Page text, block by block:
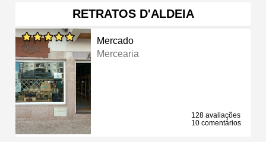
RETRATOS D'ALDEIA
Mercado
Mercearia
128 avaliações
10 comentários